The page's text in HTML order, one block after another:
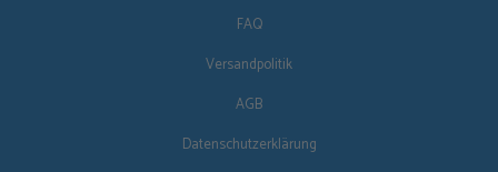
FAQ
Versandpolitik
AGB
Datenschutzerklärung